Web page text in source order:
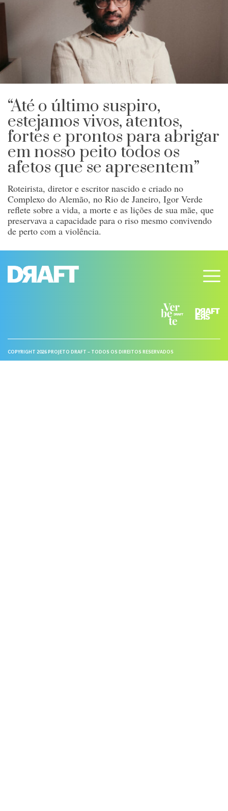
“Até o último suspiro,
estejamos vivos, atentos,
fortes e prontos para abrigar
em nosso peito todos os
afetos que se apresentem”
Roteirista, diretor e escritor nascido e criado no
Complexo do Alemão, no Rio de Janeiro, Igor Verde
reflete sobre a vida, a morte e as lições de sua mãe, que
preservava a capacidade para o riso mesmo convivendo
de perto com a violência.
COPYRIGHT 2026 PROJETO DRAFT – TODOS OS DIREITOS RESERVADOS